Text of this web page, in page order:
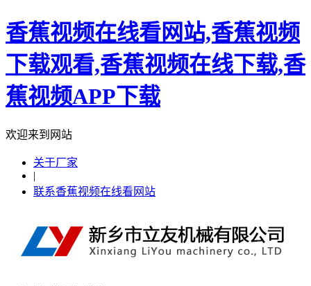
香蕉视频在线看网站,香蕉视频
下载观看,香蕉视频在线下载,香
蕉视频APP下载
欢迎来到网站
关于厂家
|
联系香蕉视频在线看网站